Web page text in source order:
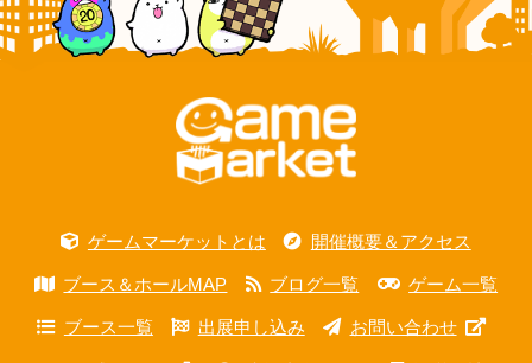
ゲームマーケットとは 開催概要＆アクセス
ブース＆ホールMAP ブログ一覧 ゲーム一覧
ブース一覧 出展申し込み お問い合わせ